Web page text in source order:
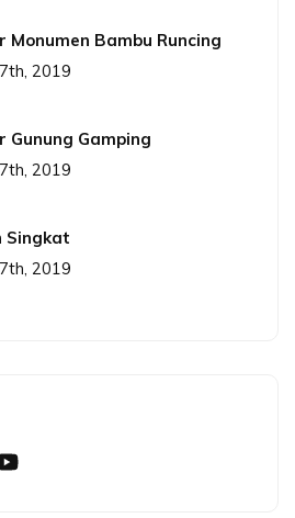
Monumen Bambu Runcing
2019
Gunung Gamping
2019
Singkat
2019